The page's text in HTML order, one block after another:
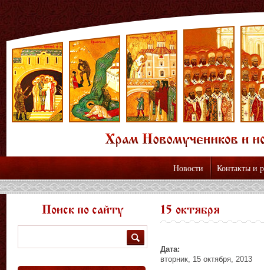
Новости Контакты и
15 октября
Дата:
вторник, 15 октября, 2013
Поиск по сайту